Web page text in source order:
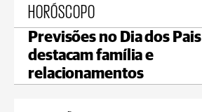
HORÓSCOPO
Previsões no Dia dos Pais
destacam família e
relacionamentos